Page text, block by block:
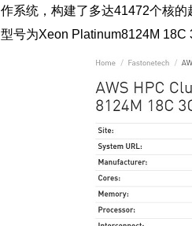
作系统，构建了多达41472个核
型号为Xeon Platinum8124M 18C